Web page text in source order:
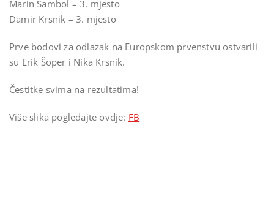
Marin Sambol – 3. mjesto
Damir Krsnik – 3. mjesto
Prve bodovi za odlazak na Europskom prvenstvu ostvarili
su Erik Šoper i Nika Krsnik.
Čestitke svima na rezultatima!
Više slika pogledajte ovdje: FB